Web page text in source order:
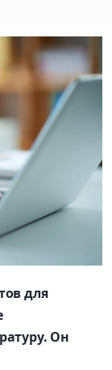
для
Он